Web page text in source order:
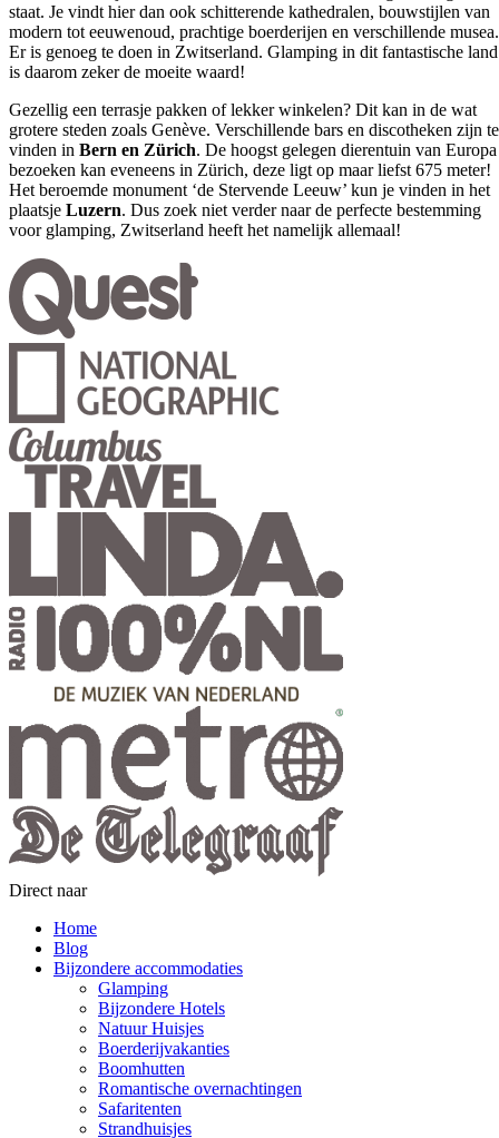
staat. Je vindt hier dan ook schitterende kathedralen, bouwstijlen van
modern tot eeuwenoud, prachtige boerderijen en verschillende musea.
Er is genoeg te doen in Zwitserland. Glamping in dit fantastische land
is daarom zeker de moeite waard!
Gezellig een terrasje pakken of lekker winkelen? Dit kan in de wat
grotere steden zoals Genève. Verschillende bars en discotheken zijn te
vinden in Bern en Zürich. De hoogst gelegen dierentuin van Europa
bezoeken kan eveneens in Zürich, deze ligt op maar liefst 675 meter!
Het beroemde monument ‘de Stervende Leeuw’ kun je vinden in het
plaatsje Luzern. Dus zoek niet verder naar de perfecte bestemming
voor glamping, Zwitserland heeft het namelijk allemaal!
Direct naar
Home
Blog
Bijzondere accommodaties
Glamping
Bijzondere Hotels
Natuur Huisjes
Boerderijvakanties
Boomhutten
Romantische overnachtingen
Safaritenten
Strandhuisjes